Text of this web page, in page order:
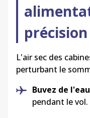
précision
L'air sec des
perturbant le
Buvez de l'eau
pendant le vol.